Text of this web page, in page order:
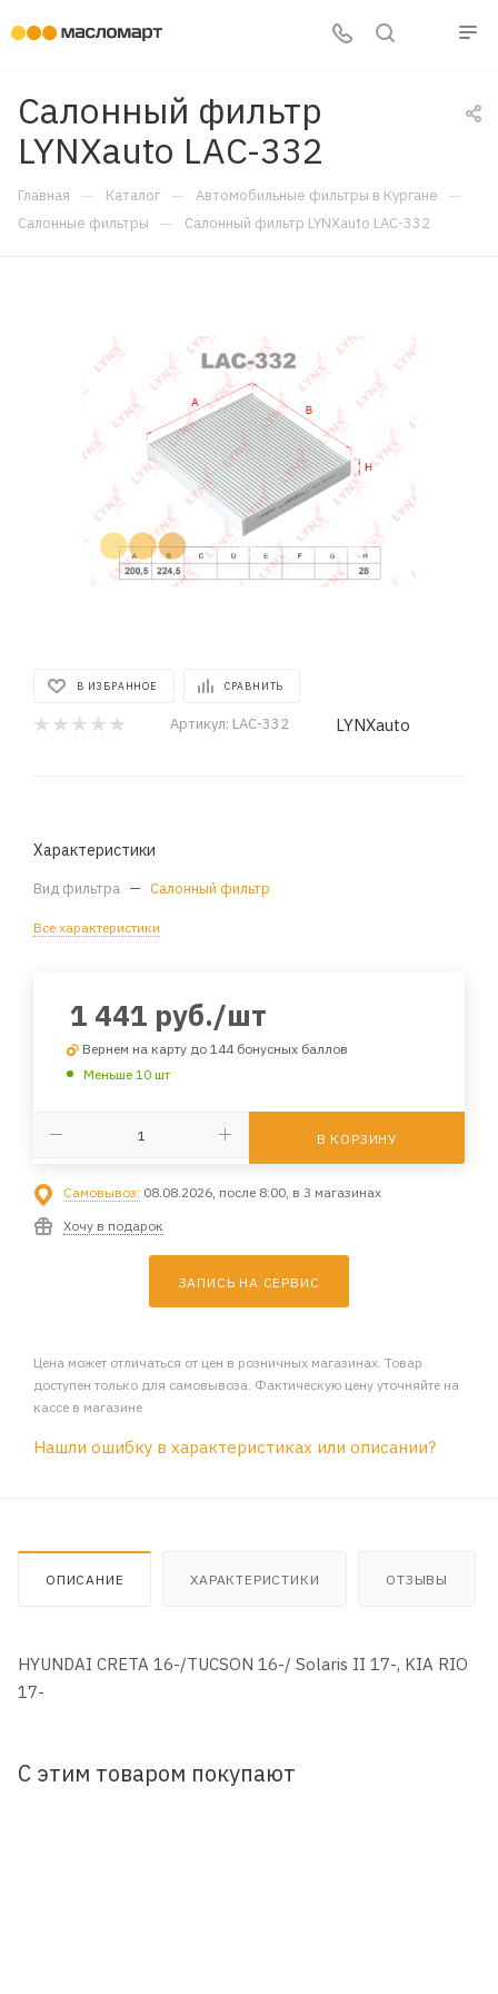
Салонный фильтр
LYNXauto LAC-332
Главная — Каталог — Автомобильные фильтры в Кургане —
Салонные фильтры — Салонный фильтр LYNXauto LAC-332
В ИЗБРАННОЕ СРАВНИТЬ
Артикул: LAC-332 LYNXauto
Характеристики
Вид фильтра — Салонный фильтр
Все характеристики
1 441 руб./шт
Вернем на карту до 144 бонусных баллов
Меньше 10 шт
В КОРЗИНУ
Самовывоз: 08.08.2026, после 8:00, в 3 магазинах
Хочу в подарок
ЗАПИСЬ НА СЕРВИС
Цена может отличаться от цен в розничных магазинах. Товар
доступен только для самовывоза. Фактическую цену уточняйте на
кассе в магазине
Нашли ошибку в характеристиках или описании?
ОПИСАНИЕ ХАРАКТЕРИСТИКИ ОТЗЫВЫ
HYUNDAI CRETA 16-/TUCSON 16-/ Solaris II 17-, KIA RIO
17-
С этим товаром покупают